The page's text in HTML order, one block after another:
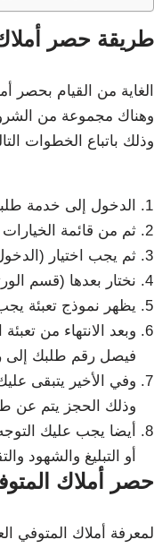
طريقة حصر
الغاية من القيام
وهناك مجموعة من
وذلك باتباع الخطوات
الدخول إلى خدمة
ثم من قائمة الخيارات
ثم يجب اختيار
نختار بعدها (قسم
يظهر نموذج تعبئة
وبعد الانتهاء من
فيصل رقم طلبك إلى
وفي الأخير يتبقى
وذلك الحجز يتم عن
أيضا يجب عليك
أو التبليغ والشهود
حصر أملاك
لمعرفة أملاك المتوفي